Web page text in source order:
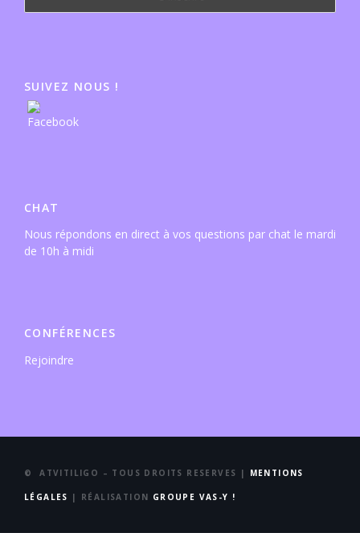
SUIVEZ NOUS !
CHAT
Nous répondons en direct à vos questions par chat le mardi
de 10h à midi
CONFÉRENCES
Rejoindre
© ATVITILIGO – TOUS DROITS RESERVES | MENTIONS
LÉGALES | RÉALISATION GROUPE VAS-Y !